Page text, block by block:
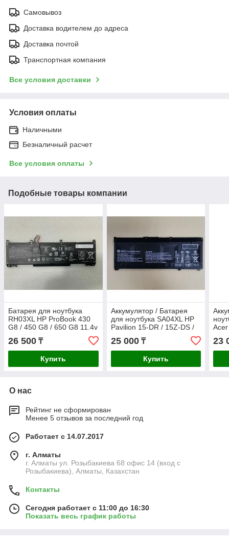
Самовывоз
Доставка водителем до адреса
Доставка почтой
Транспортная компания
Все условия доставки
Условия оплаты
Наличными
Безналичный расчет
Все условия оплаты
Подобные товары компании
Батарея для ноутбука
RH03XL HP ProBook 430
G8 / 450 G8 / 650 G8 11.4v
3790mAh ORIGINAL
26 500 ₸
Купить
Аккумулятор / Батарея
для ноутбука SA04XL HP
Pavilion 15-DR / 15Z-DS /
17T-CG 15.12v 3470mAh
ORIGINAL
25 000₸
Купить
23
О нас
Рейтинг не сформирован
Менее 5 отзывов за последний год
Работает с 14.07.2017
г. Алматы
г. Алматы ул. Розыбакиева 68 офис 14 (вход с
Розыбакиева), Алматы, Казахстан
Контакты
Сегодня работает с 11:00 до 16:30
Показать весь график работы